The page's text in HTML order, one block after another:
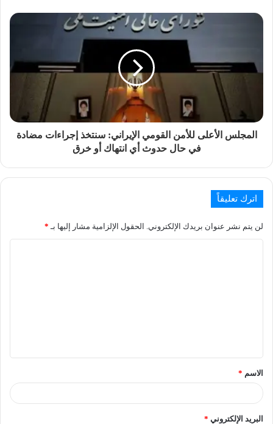
المجلس الأعلى للأمن القومي الإيراني: سنتخذ إجراءات مضادة
في حال حدوث أي انتهاك أو خرق
اترك تعليقاً
لن يتم نشر عنوان بريدك الإلكتروني. الحقول الإلزامية مشار إليها بـ *
الاسم *
البريد الإلكتروني *